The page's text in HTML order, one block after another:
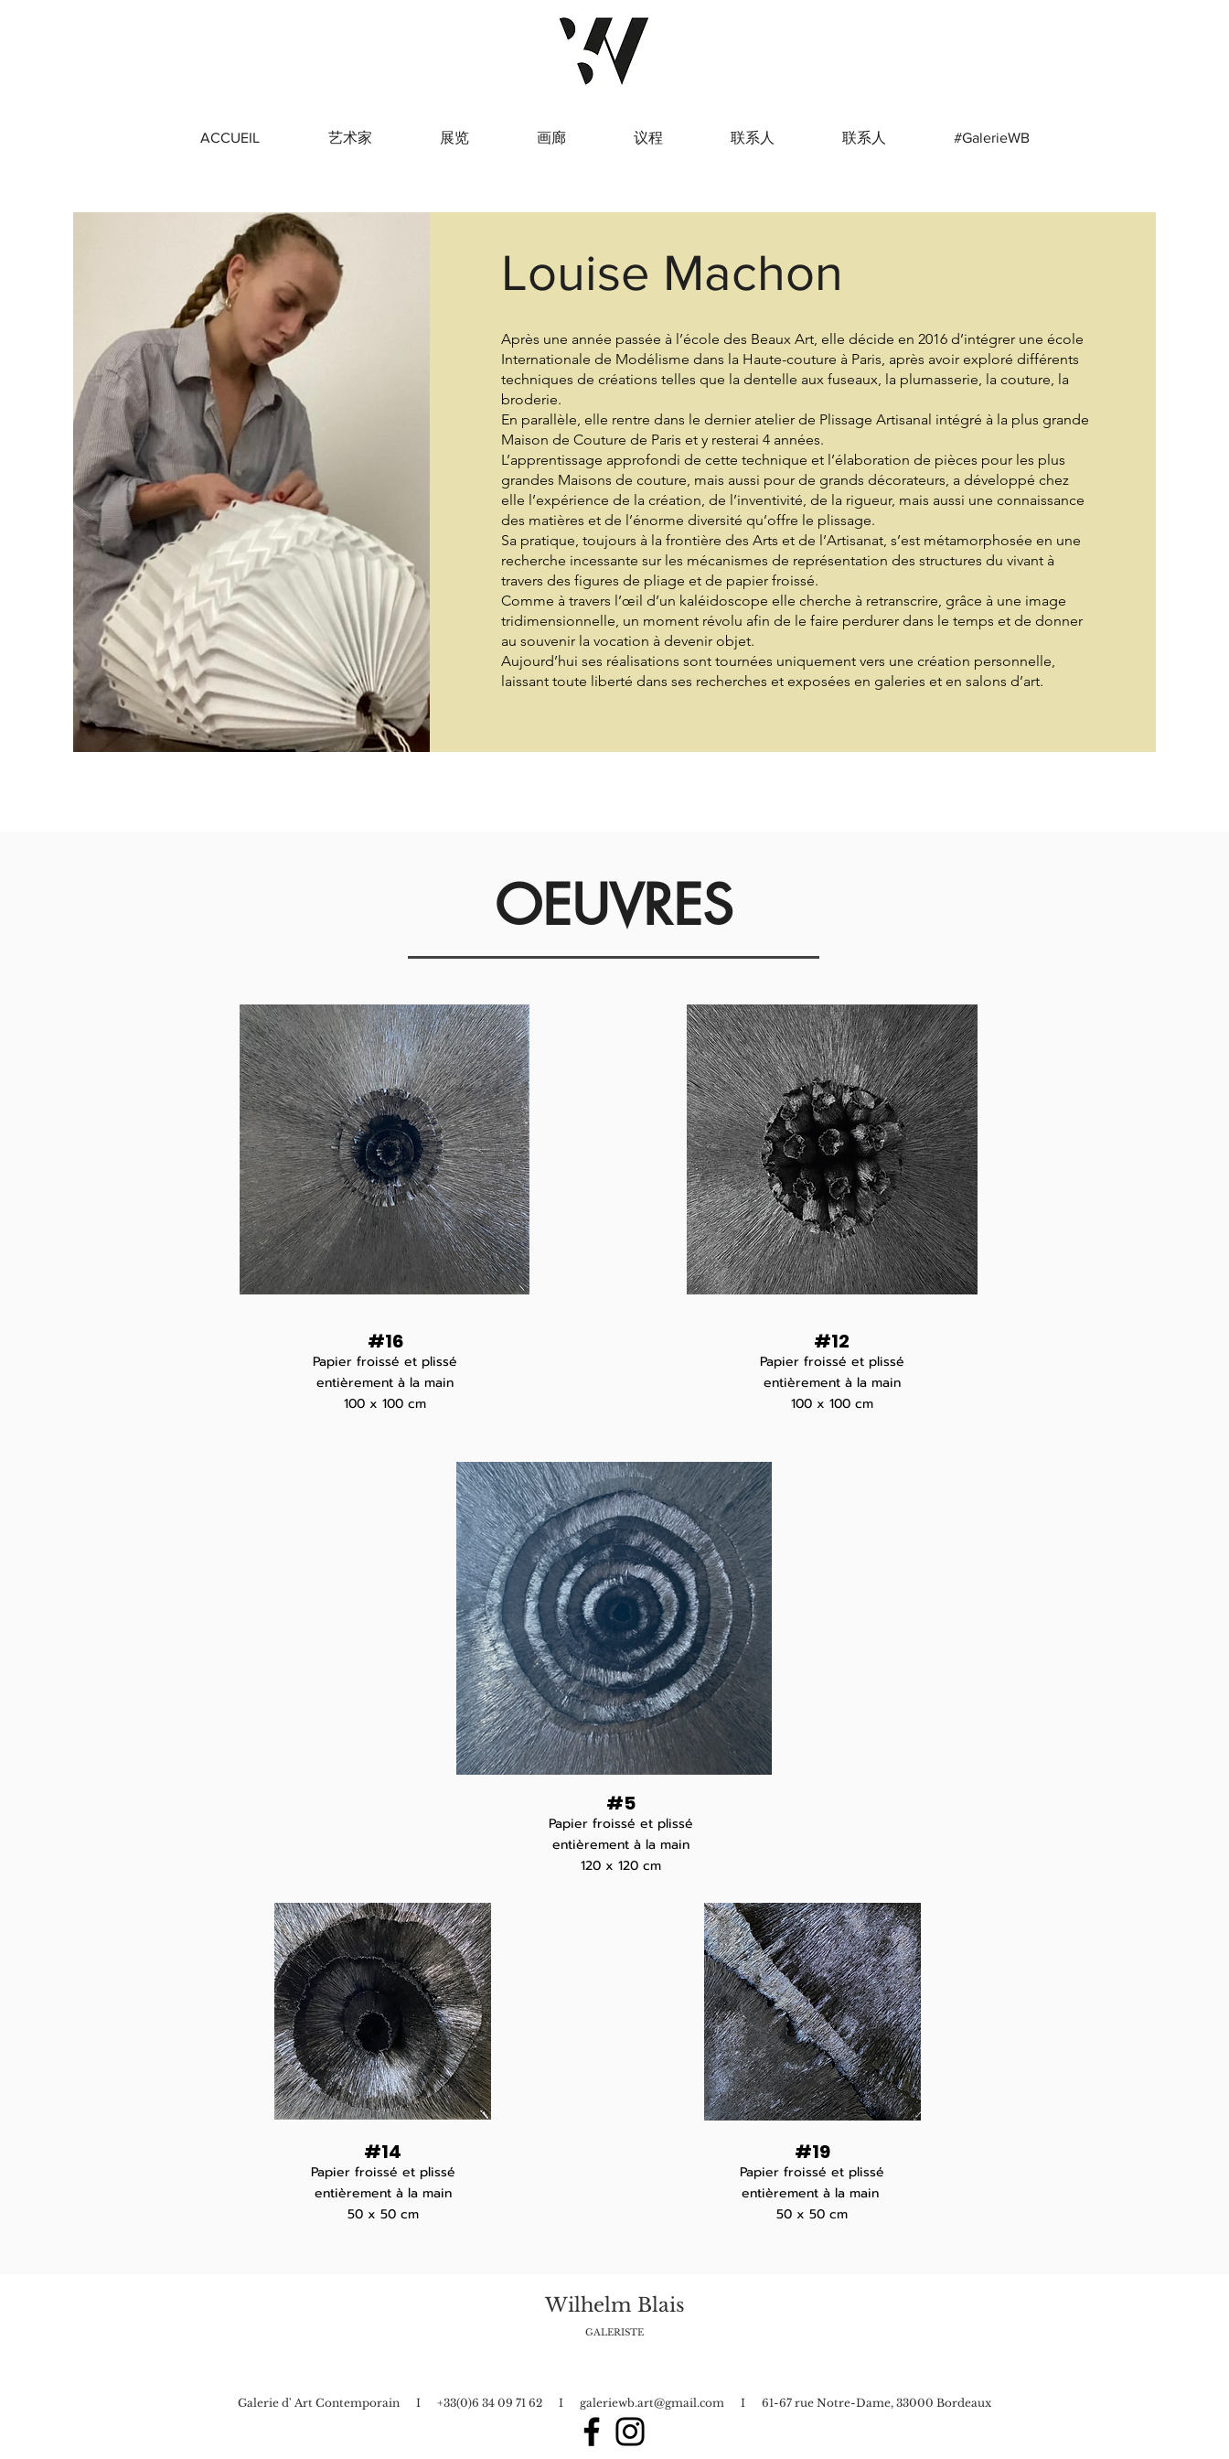
ACCUEIL 艺术家 展览 画廊 议程 联系人 联系人 #GalerieWB
Louise Machon
Après une année passée à l’école des Beaux Art, elle décide en 2016 d’intégrer une école
Internationale de Modélisme dans la Haute-couture à Paris, après avoir exploré différents
techniques de créations telles que la dentelle aux fuseaux, la plumasserie, la couture, la
broderie.
En parallèle, elle rentre dans le dernier atelier de Plissage Artisanal intégré à la plus grande
Maison de Couture de Paris et y resterai 4 années.
L’apprentissage approfondi de cette technique et l’élaboration de pièces pour les plus
grandes Maisons de couture, mais aussi pour de grands décorateurs, a développé chez
elle l’expérience de la création, de l’inventivité, de la rigueur, mais aussi une connaissance
des matières et de l’énorme diversité qu’offre le plissage.
Sa pratique, toujours à la frontière des Arts et de l’Artisanat, s’est métamorphosée en une
recherche incessante sur les mécanismes de représentation des structures du vivant à
travers des figures de pliage et de papier froissé.
Comme à travers l’œil d’un kaléidoscope elle cherche à retranscrire, grâce à une image
tridimensionnelle, un moment révolu afin de le faire perdurer dans le temps et de donner
au souvenir la vocation à devenir objet.
Aujourd’hui ses réalisations sont tournées uniquement vers une création personnelle,
laissant toute liberté dans ses recherches et exposées en galeries et en salons d’art.
OEUVRES
#16
Papier froissé et plissé
entièrement à la main
100 x 100 cm
#12
Papier froissé et plissé
entièrement à la main
100 x 100cm
#5
Papier froissé et plissé
entièrement à la main
120 x 120 cm
#14
Papier froissé et plissé
entièrement à la main
50 x 50 cm
#19
Papier froissé et plissé
entièrement à la main
50 x 50 cm
Wilhelm Blais
GALERISTE
Galerie d' Art Contemporain I +33(0)6 34 09 71 62 I galeriewb.art@gmail.com I 61-67 rue Notre-Dame, 33000 Bordeaux